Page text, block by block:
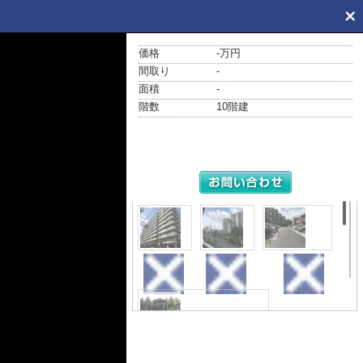
価格
-万円
間取り
-
面積
-
階数
10階建
外観 展望 駐車場